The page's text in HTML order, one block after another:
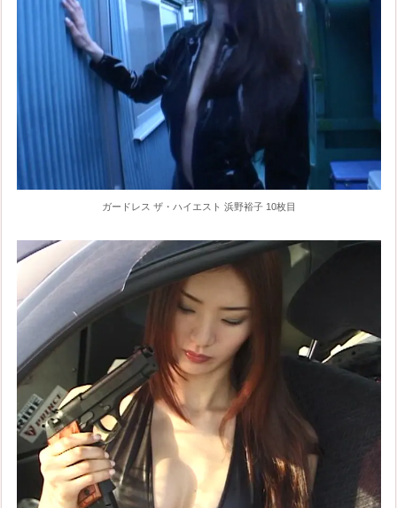
ガードレス ザ・ハイエスト 浜野裕子 10枚目